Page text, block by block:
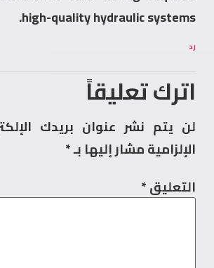
high-quality hydraulic systems.
اترك تعليقاً
لن يتم نشر عنوان بريدك
الإلزامية مشار إليها بـ *
التعليق*